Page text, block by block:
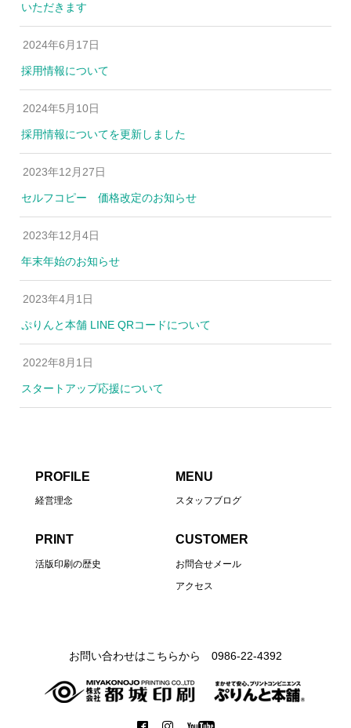
いただきます
2024年6月17日
採用情報について
2024年5月10日
採用情報についてを更新しました
2023年12月27日
セルフコピー 価格改定のお知らせ
2023年12月4日
年末年始のお知らせ
2023年4月1日
ぷりんと本舗 LINE QRコードについて
2022年8月1日
スタートアップ応援について
PROFILE
経営理念
MENU
スタッフブログ
PRINT
活版印刷の歴史
CUSTOMER
お問合せメール
アクセス
お問い合わせはこちらから 0986-22-4392